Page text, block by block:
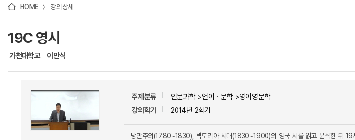
HOME 강의상세
19C 영시
가천대학교 이만식
주제분류
인문과학 >언어ㆍ문학 >영어영문학
강의학기
2014년 2학기
낭만주의(1780~1830), 빅토리아 시대(1830~1900)의 영국 시를 읽고 분석한 뒤 19